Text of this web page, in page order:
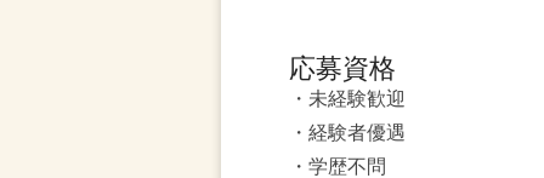
応募資格
・未経験歓迎
・経験者優遇
・学歴不問